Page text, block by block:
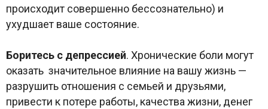
происходит совершенно бессознательно) и
ухудшает ваше состояние.
Боритесь с депрессией. Хронические боли могут
оказать значительное влияние на вашу жизнь —
разрушить отношения с семьей и друзьями,
привести к потере работы, качества жизни, денег